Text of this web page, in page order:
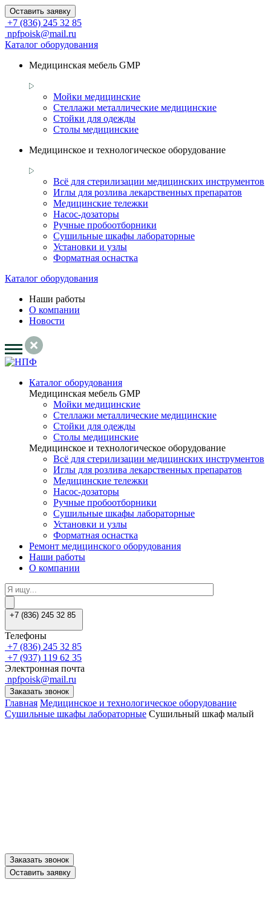
Оставить заявку
+7 (836) 245 32 85
npfpoisk@mail.ru
Каталог оборудования
Медицинская мебель GMP
Мойки медицинские
Стеллажи металлические медицинские
Стойки для одежды
Столы медицинские
Медицинское и технологическое оборудование
Всё для стерилизации медицинских инструментов
Иглы для розлива лекарственных препаратов
Медицинские тележки
Насос-дозаторы
Ручные пробоотборники
Сушильные шкафы лабораторные
Установки и узлы
Форматная оснастка
Каталог оборудования
Наши работы
О компании
Новости
Каталог оборудования
Медицинская мебель GMP
Мойки медицинские
Стеллажи металлические медицинские
Стойки для одежды
Столы медицинские
Медицинское и технологическое оборудование
Всё для стерилизации медицинских инструментов
Иглы для розлива лекарственных препаратов
Медицинские тележки
Насос-дозаторы
Ручные пробоотборники
Сушильные шкафы лабораторные
Установки и узлы
Форматная оснастка
Ремонт медицинского оборудования
Наши работы
О компании
+7 (836) 245 32 85
Телефоны
+7 (836) 245 32 85
+7 (937) 119 62 35
Электронная почта
npfpoisk@mail.ru
Заказать звонок
Главная Медицинское и технологическое оборудование
Сушильные шкафы лабораторные Сушильный шкаф малый
Заказать звонок
Оставить заявку